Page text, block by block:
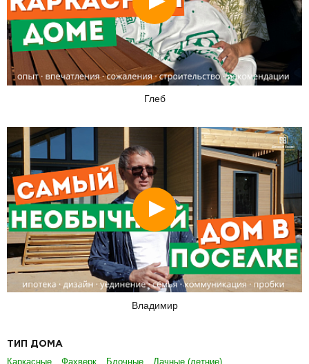
Глеб
Смотреть
Владимир
ТИП ДОМА
Каркасные Фахверк Блочные
Дачные (летние)